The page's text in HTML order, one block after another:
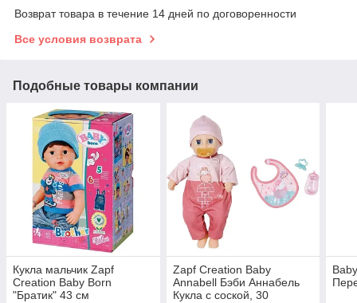
Возврат товара в течение 14 дней по договоренности
Все условия возврата
Подобные товары компании
Кукла мальчик Zapf
Creation Baby Born
"Братик" 43 см
Zapf Creation Baby
Annabell Бэби Аннабель
Кукла c соской, 30